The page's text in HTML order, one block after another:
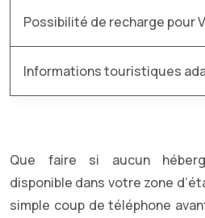
Possibilité de recharge pour
Informations touristiques
Que faire si aucun
disponible dans votre zone
simple coup de téléphone